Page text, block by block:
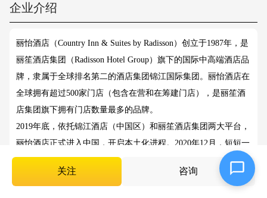
关注 咨询
企业介绍
丽怡酒店（Country Inn & Suites by Radisson）创立于1987年，是
丽笙酒店集团（Radisson Hotel Group）旗下的国际中高端酒店品
牌，隶属于全球排名第二的酒店集团锦江国际集团。丽怡酒店在
全球拥有超过500家门店（包含在营和在筹建门店），是丽笙酒
店集团旗下拥有门店数量最多的品牌。
2019年底，依托锦江酒店（中国区）和丽笙酒店集团两大平台，
丽怡酒店正式进入中国，开启本土化进程。2020年12月，短短一
年时间内，丽怡酒店已在近30个商旅城市完成初步布点。
在中国，丽怡酒店定位为国际中高端酒店品牌。酒店出自国际设